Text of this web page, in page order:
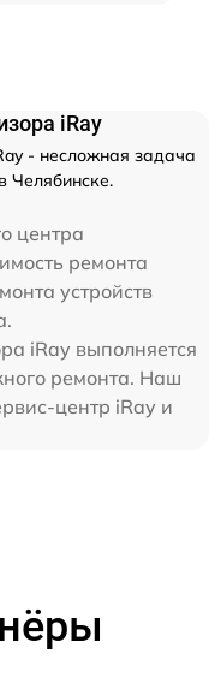
iRay
- несложная задача
Челябинске.
центра
ремонта
устройств
iRay выполняется
ремонта. Наш
центр iRay и